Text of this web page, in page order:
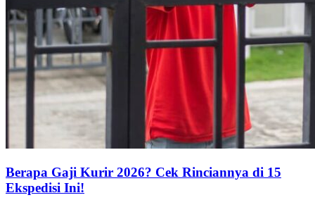
Berapa Gaji Kurir 2026? Cek Rinciannya di 15
Ekspedisi Ini!